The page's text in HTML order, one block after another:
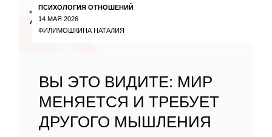
ПСИХОЛОГИЯ ОТНОШЕНИЙ
14 МАЯ 2026
ФИЛИМОШКИНА НАТАЛИЯ
ВЫ ЭТО ВИДИТЕ: МИР
МЕНЯЕТСЯ И ТРЕБУЕТ
ДРУГОГО МЫШЛЕНИЯ